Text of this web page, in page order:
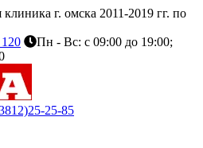
г. омска 2011-2019 гг. по
Пн - Вс: с 09:00 до 19:00;
25-25-85